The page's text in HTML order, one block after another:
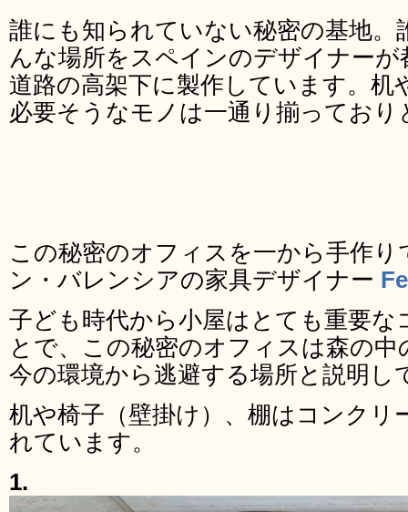
誰にも知られていない秘密の基地。
んな場所をスペインのデザイナー
道路の高架下に製作しています。机
必要そうなモノは一通り揃ってお
この秘密のオフィスを一から手作
ン・バレンシアの家具デザイナー
子ども時代から小屋はとても重要
とで、この秘密のオフィスは森の
今の環境から逃避する場所と説明し
机や椅子（壁掛け）、棚はコンクリ
れています。
1.